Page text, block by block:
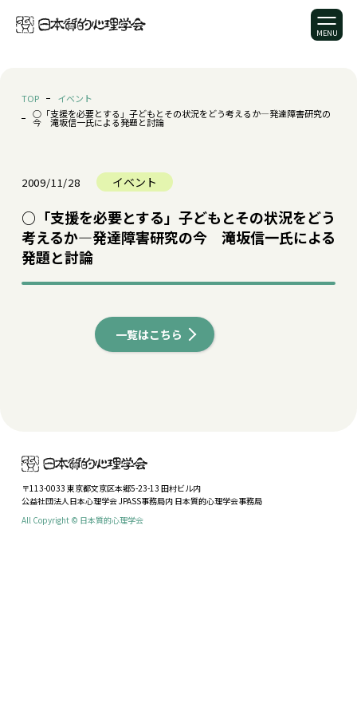
TOP
イベント
○「支援を必要とする」子どもとその状況をどう考えるか—発達障害研究の
今 滝坂信一氏による発題と討論
2009/11/28 イベント
○「支援を必要とする」子どもとその状況をどう
考えるか—発達障害研究の今 滝坂信一氏による
発題と討論
一覧はこちら
〒113-0033 東京都文京区本郷5-23-13 田村ビル内
公益社団法人日本心理学会 JPASS事務局内 日本質的心理学会事務局
All Copyright © 日本質的心理学会